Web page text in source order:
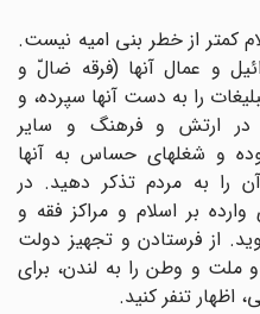
کمتر از خطر بنی امیه نیست.
و عمال آنها (فرقه ضالّ و
را به دست آنها سپرده، و
ارتش و فرهنگ و سایر
و شغلهای حساس به آنها
را به مردم تذکر دهید. در
بر اسلام و مراکز فقه و
از فرستادن و تجهیز دولت
و وطن را به لندن، برای
تنفر کنید.